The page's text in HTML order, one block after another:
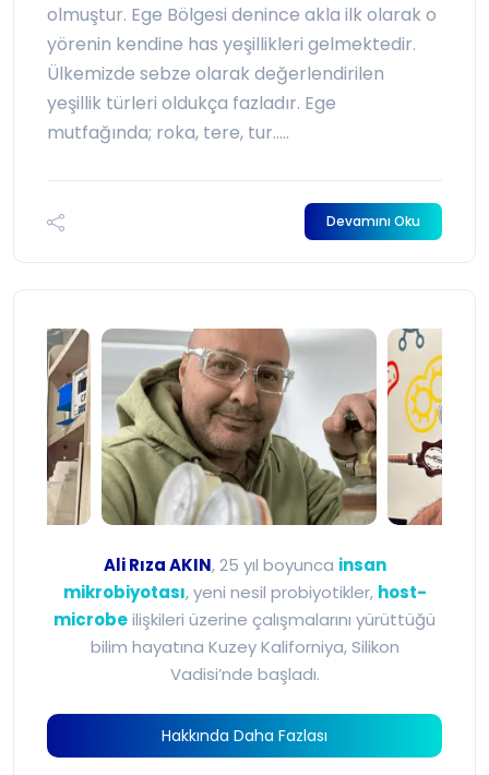
olmuştur. Ege Bölgesi denince akla ilk olarak o
yörenin kendine has yeşillikleri gelmektedir.
Ülkemizde sebze olarak değerlendirilen
yeşillik türleri oldukça fazladır. Ege
mutfağında; roka, tere, tur.....
Devamını Oku
Ali Rıza Akın -
Ali Rıza AKIN, 25 yıl boyunca insan
mikrobiyotası, yeni nesil probiyotikler, host-
microbeilişkileri üzerine çalışmalarını yürüttüğü
bilim hayatına Kuzey Kaliforniya, Silikon
Vadisi’nde başladı.
Hakkında Daha Fazlası